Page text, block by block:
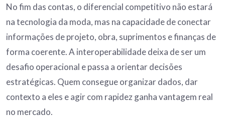
No fim das contas, o diferencial competitivo não estará
na tecnologia da moda, mas na capacidade de conectar
informações de projeto, obra, suprimentos e finanças de
forma coerente. A interoperabilidade deixa de ser um
desafio operacional e passa a orientar decisões
estratégicas. Quem consegue organizar dados, dar
contexto a eles e agir com rapidez ganha vantagem real
no mercado.